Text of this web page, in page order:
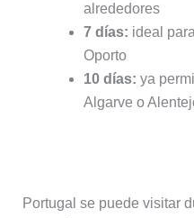
alrededores
7 días: ideal
Oporto
10 días: ya
Algarve o
Portugal se puede visitar